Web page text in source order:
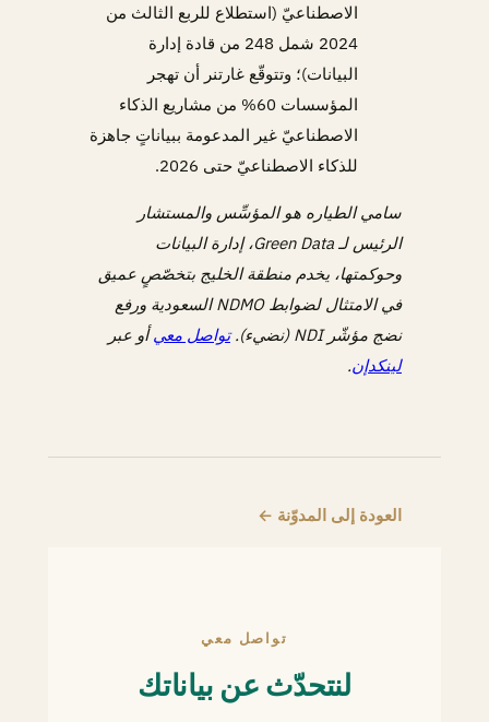
الاصطناعيّ (استطلاع للربع الثالث من
2024 شمل 248 من قادة إدارة
البيانات)؛ وتتوقّع غارتنر أن تهجر
المؤسسات 60% من مشاريع الذكاء
الاصطناعيّ غير المدعومة ببياناتٍ جاهزة
للذكاء الاصطناعيّ حتى 2026.
سامي الطياره هو المؤسِّس والمستشار
الرئيس لـ Green Data، إدارة البيانات
وحوكمتها، يخدم منطقة الخليج بتخصّصٍ عميق
في الامتثال لضوابط NDMO السعودية ورفع
نضج مؤشّر NDI (نضيء).
تواصل معيأو عبر
لينكدإن.
العودة إلى المدوّنة ←
تواصل معي
لنتحدّث عن بياناتك